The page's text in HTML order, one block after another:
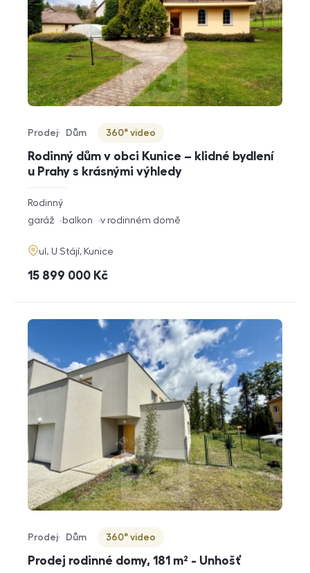
Rodinný dům v obci Kunice – klidné bydlení
u Prahy s krásnými výhledy
Typ nabídky
Prodej
Typ nemovitosti
Dům
Virtuální prohlídka
360° video
rozměry
dispozice
Rodinný
funkce
garáž balkon v rodinném domě
adresa
ul. U Stájí, Kunice
cena
15 899 000 Kč
Prodej rodinné domy, 181 m² - Unhošť
Typ nabídky
Prodej
Typ nemovitosti
Dům
Virtuální prohlídka
360° video